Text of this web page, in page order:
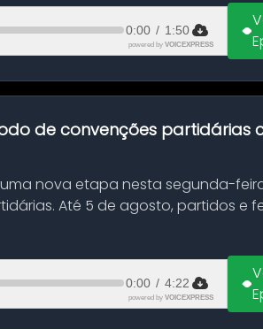
0:00 / 1:50
powered by VOICEXPRESS
de convenções partidárias
nova etapa nesta segunda-
Até 5 de agosto, partidos e
0:00 / 4:22
powered by VOICEXPRESS